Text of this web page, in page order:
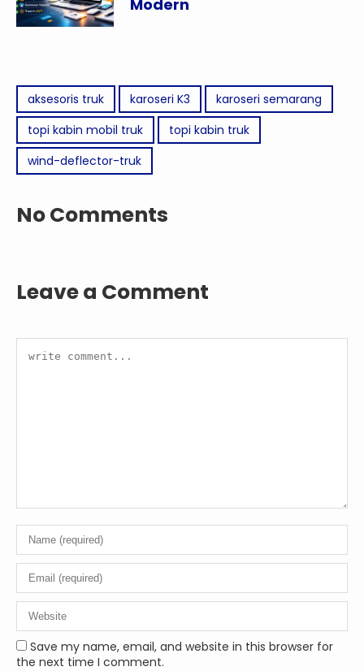
Modern
aksesoris truk karoseri K3
karoseri semarang
topi kabin mobil truk
topi kabin truk
wind-deflector-truk
No Comments
Leave a Comment
Save my name, email, and website in this browser for
the next time I comment.